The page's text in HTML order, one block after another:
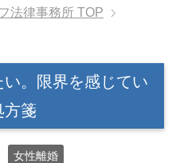
法律事務所 TOP
。限界を感じてい
方箋
女性離婚